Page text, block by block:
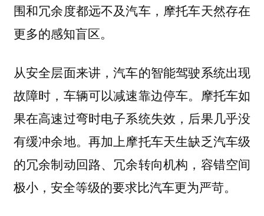
围和冗余度都远不及汽车，摩托车天然存在
更多的感知盲区。
从安全层面来讲，汽车的智能驾驶系统出现
故障时，车辆可以减速靠边停车。摩托车如
果在高速过弯时电子系统失效，后果几乎没
有缓冲余地。再加上摩托车天生缺乏汽车级
的冗余制动回路、冗余转向机构，容错空间
极小，安全等级的要求比汽车更为严苛。